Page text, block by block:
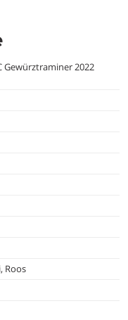
Gewürztraminer 2022
Roos